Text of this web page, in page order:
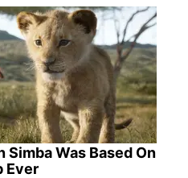
Simba Was Based On
Ever